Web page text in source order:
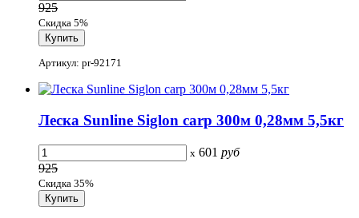
925
Скидка 5%
Артикул: pr-92171
Леска Sunline Siglon carp 300м 0,28мм 5,5кг
x 601 руб
925
Скидка 35%